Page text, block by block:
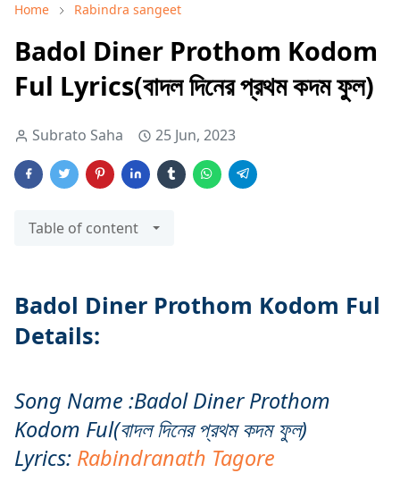
Home Rabindra sangeet
Badol Diner Prothom Kodom
Ful Lyrics(বাদল দিনের প্রথম কদম ফুল)
Subrato Saha 25 Jun, 2023
Table of content
Badol Diner Prothom Kodom Ful
Details:
Song Name :Badol Diner Prothom
Kodom Ful(বাদল দিনের প্রথম কদম ফুল)
Lyrics: Rabindranath Tagore